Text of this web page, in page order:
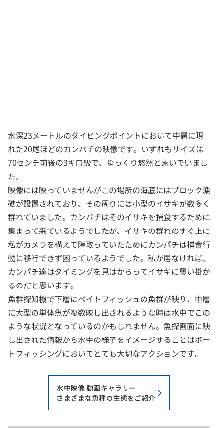
水深23メートルのダイビングポイントにおいて中層に現
れた20尾ほどのカンパチの映像です。いずれもサイズは
70センチ前後の3キロ級で、ゆっくり悠然と泳いでいまし
た。
映像には映っていませんがこの場所の海底にはブロック漁
礁が設置されており、その周りには小型のイサキが数多く
群れていました。カンパチはそのイサキを捕食するために
集まって来ているようでしたが、イサキの群れのすぐ上に
私がカメラを構えて陣取っていたためにカンパチは捕食行
動に移行できず困っているようでした。私が居なければ、
カンパチ達はタイミングを見はからってイサキに襲い掛か
るのだと思います。
魚群探知機で下層にベイトフィッシュの魚群が映り、中層
に大型の単体魚が複数映し出されるような時は水中でこの
ような状況となっているのかもしれません。魚探画面に映
し出された情報から水中の様子をイメージすることはボー
トフィッシングにおいてとても大切なアクションです。
水中映像 動画ギャラリー
さまざまな魚種の生態をご紹介